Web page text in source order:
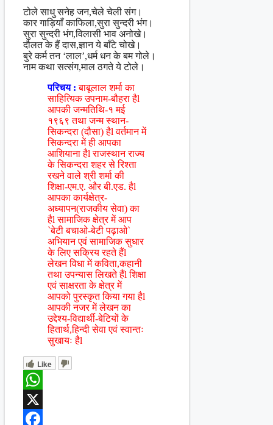
टोले साधु सनेह जन,चेले चेली संग।
कार गाड़ियाँ काफिला,सुरा सुन्दरी भंग।
सुरा सुन्दरी भंग,विलासी भाव अनोखे।
दौलत के हैं दास,ज्ञान ये बाँटे चोखे।
बुरे कर्म तन ‘लाल’,धर्म धन के बम गोले।
नाम कथा सत्संग,माल ठगते ये टोले।
परिचय :बाबूलाल शर्मा का
साहित्यिक उपनाम-बौहरा हैl
आपकी जन्मतिथि-१ मई
१९६९ तथा जन्म स्थान-
सिकन्दरा (दौसा) हैl वर्तमान में
सिकन्दरा में ही आपका
आशियाना हैl राजस्थान राज्य
के सिकन्दरा शहर से रिश्ता
रखने वाले श्री शर्मा की
शिक्षा-एम.ए. और बी.एड. हैl
आपका कार्यक्षेत्र-
अध्यापन(राजकीय सेवा) का
हैl सामाजिक क्षेत्र में आप
`बेटी बचाओ-बेटी पढ़ाओ`
अभियान एवं सामाजिक सुधार
के लिए सक्रिय रहते हैंl
लेखन विधा में कविता,कहानी
तथा उपन्यास लिखते हैंl शिक्षा
एवं साक्षरता के क्षेत्र में
आपको पुरस्कृत किया गया हैl
आपकी नजर में लेखन का
उद्देश्य-विद्यार्थी-बेटियों के
हितार्थ,हिन्दी सेवा एवं स्वान्तः
सुखायः हैl
Like
WhatsApp
X